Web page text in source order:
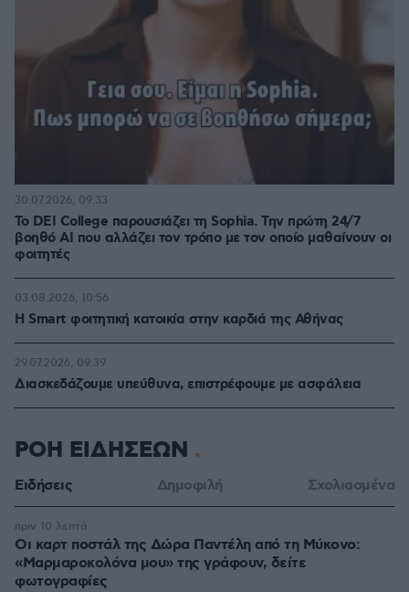
Το DEI College παρουσιάζει τη Sophia. Την πρώτη 24/7
βοηθό AI που αλλάζει τον τρόπο με τον οποίο μαθαίνουν οι
φοιτητές
30.07.2026, 09:33
Η Smart φοιτητική κατοικία στην καρδιά της Αθήνας
03.08.2026, 10:56
Διασκεδάζουμε υπεύθυνα, επιστρέφουμε με ασφάλεια
29.07.2026, 09:39
ΡΟΗ ΕΙΔΗΣΕΩΝ
Ειδήσεις Δημοφιλή Σχολιασμένα
Οι καρτ ποστάλ της Δώρα Παντέλη από τη Μύκονο:
«Μαρμαροκολόνα μου» της γράφουν, δείτε
φωτογραφίες
πριν 10 λεπτά